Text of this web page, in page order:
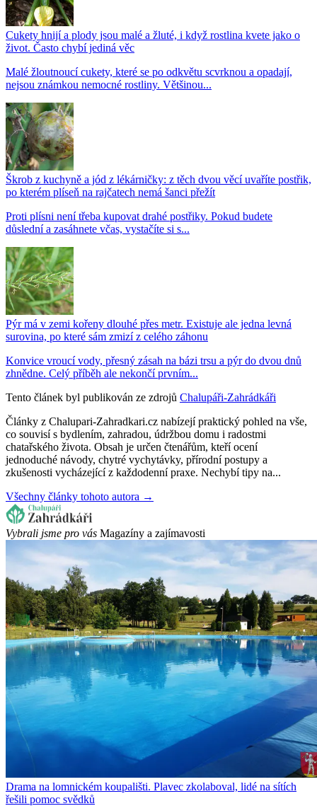
Cukety hnijí a plody jsou malé a žluté, i když rostlina kvete jako o
život. Často chybí jediná věc
Malé žloutnoucí cukety, které se po odkvětu scvrknou a opadají,
nejsou známkou nemocné rostliny. Většinou...
Škrob z kuchyně a jód z lékárničky: z těch dvou věcí uvaříte postřik,
po kterém plíseň na rajčatech nemá šanci přežít
Proti plísni není třeba kupovat drahé postřiky. Pokud budete
důslední a zasáhnete včas, vystačíte si s...
Pýr má v zemi kořeny dlouhé přes metr. Existuje ale jedna levná
surovina, po které sám zmizí z celého záhonu
Konvice vroucí vody, přesný zásah na bázi trsu a pýr do dvou dnů
zhnědne. Celý příběh ale nekončí prvním...
Tento článek byl publikován ze zdrojů Chalupáři-Zahrádkáři
Články z Chalupari-Zahradkari.cz nabízejí praktický pohled na vše,
co souvisí s bydlením, zahradou, údržbou domu i radostmi
chatařského života. Obsah je určen čtenářům, kteří ocení
jednoduché návody, chytré vychytávky, přírodní postupy a
zkušenosti vycházející z každodenní praxe. Nechybí tipy na...
Všechny články tohoto autora →
Vybrali jsme pro vás Magazíny a zajímavosti
Drama na lomnickém koupališti. Plavec zkolaboval, lidé na sítích
řešili pomoc svědků